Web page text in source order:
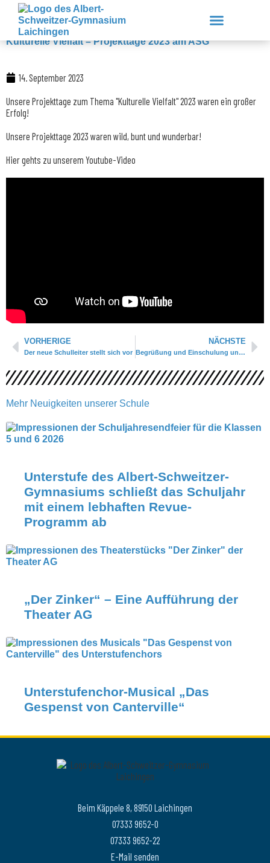
Zum
Inhalt
springen
Allgemein,AUV
Kulturelle Vielfalt – Projekttage 2023 am ASG
14. September 2023
Unsere Projekttage zum Thema "Kulturelle Vielfalt" 2023 waren ein großer
Erfolg!
Unsere Projekttage 2023 waren wild, bunt und wunderbar!
Hier gehts zu unserem Youtube-Video
Zurück
VORHERIGE
Der neue Schulleiter stellt sich vor
NÄCHSTE
Begrüßung und Einschulung unserer neuen 5er
Mehr Neuigkeiten unserer Schule
Unterstufe des Albert-Schweitzer-
Gymnasiums schließt das Schuljahr
mit einem lebhaften Revue-
Programm ab
„Der Zinker“ – Eine Aufführung der
Theater AG
Unterstufenchor-Musical „Das
Gespenst von Canterville“
Beim Käppele 8, 89150 Laichingen
07333 9652-0
07333 9652-22
E-Mail senden